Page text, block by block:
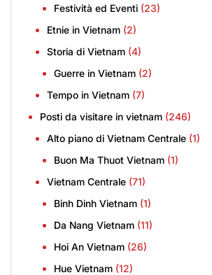
Festività ed Eventi (23)
Etnie in Vietnam (2)
Storia di Vietnam (4)
Guerre in Vietnam (2)
Tempo in Vietnam (7)
Posti da visitare in vietnam (246)
Alto piano di Vietnam Centrale (1)
Buon Ma Thuot Vietnam (1)
Vietnam Centrale (71)
Binh Dinh Vietnam (1)
Da Nang Vietnam (11)
Hoi An Vietnam (26)
Hue Vietnam (12)